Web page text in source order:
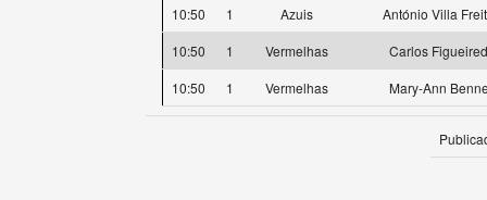
10:50 1 Azuis
António Villa
10:50
1 Vermelhas
Carlos
10:50
1 Vermelhas Mary-Ann